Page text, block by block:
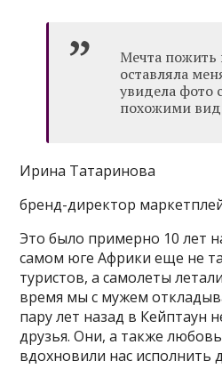
Мечта пожить
оставляла
увидела фото
похожими
Ирина Татаринова
бренд-директор
Это было примерно 10 лет
самом юге Африки еще не
туристов, а самолеты
время мы с мужем
пару лет назад в Кейптаун
друзья. Они, а также
вдохновили нас исполнить